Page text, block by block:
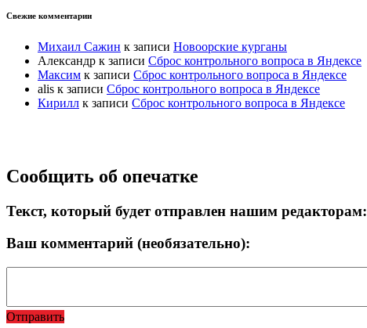
Свежие комментарии
Михаил Сажин к записи Новоорские курганы
Александр к записи Сброс контрольного вопроса в Яндексе
Максим к записи Сброс контрольного вопроса в Яндексе
alis к записи Сброс контрольного вопроса в Яндексе
Кирилл к записи Сброс контрольного вопроса в Яндексе
Прокрутка
вверх
Сообщить об опечатке
Текст, который будет отправлен нашим редакторам:
Ваш комментарий (необязательно):
Отправить